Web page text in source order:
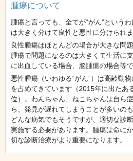
腫瘍について
腫瘍と言っても、全てが“がん”という
は大きく分けて良性と悪性に分けられま
良性腫瘍はほとんどの場合が大きな問
腫瘍で問題になるのは大きくて生活に
に出血している場合、脳腫瘍の場合等で
悪性腫瘍（いわゆる“がん”）は高齢動
を占めてきています（2015年に出たあ
位）。わんちゃん、ねこちゃんは自ら
ら、発見が遅れてしまうことが多いのも
どんな病気でもそうですが、適切な診
実施する必要があります。腫瘍は命に
切な診断治療がより重要になります。